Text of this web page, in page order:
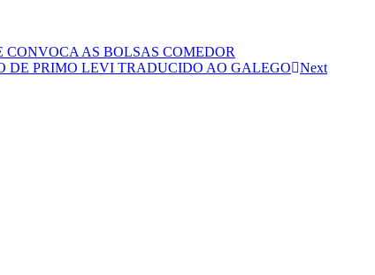
AS BOLSAS COMEDOR
DE PRIMO LEVI TRADUCIDO AO GALEGO Next